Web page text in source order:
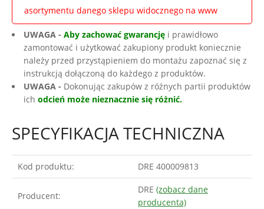
asortymentu danego sklepu widocznego na www
UWAGA - Aby zachować gwarancję i prawidłowo
zamontować i użytkować zakupiony produkt koniecznie
należy przed przystąpieniem do montażu zapoznać się z
instrukcją dołączoną do każdego z produktów.
UWAGA - Dokonując zakupów z różnych partii produktów
ich odcień może nieznacznie się różnić.
SPECYFIKACJA TECHNICZNA
Kod produktu: DRE 400009813
Producent:
DRE (zobacz dane
producenta)